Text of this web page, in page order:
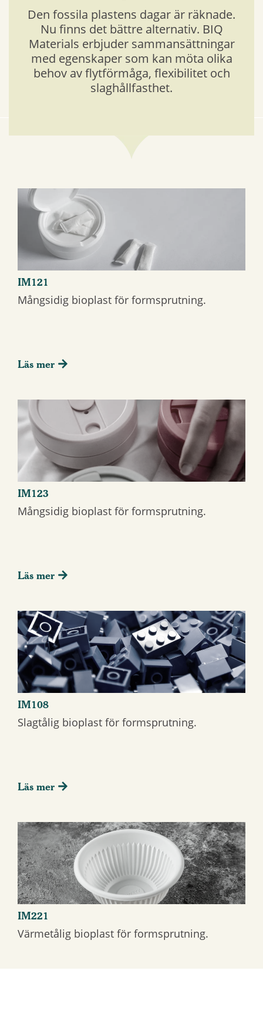
Den fossila plastens dagar är räknade.
Nu finns det bättre alternativ. BIQ
Materials erbjuder sammansättningar
med egenskaper som kan möta olika
behov av flytförmåga, flexibilitet och
slaghållfasthet.
IM121
Mångsidig bioplast för formsprutning.
Läs mer
IM123
Mångsidig bioplast för formsprutning.
Läs mer
IM108
Slagtålig bioplast för formsprutning.
Läs mer
IM221
Värmetålig bioplast för formsprutning.